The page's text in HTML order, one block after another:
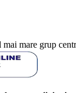
mai mare grup